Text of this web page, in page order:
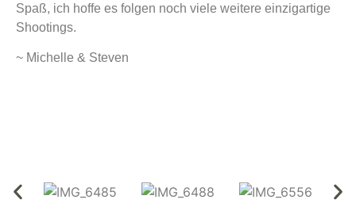
Spaß, ich hoffe es folgen noch viele weitere einzigartige
Shootings.
~ Michelle & Steven